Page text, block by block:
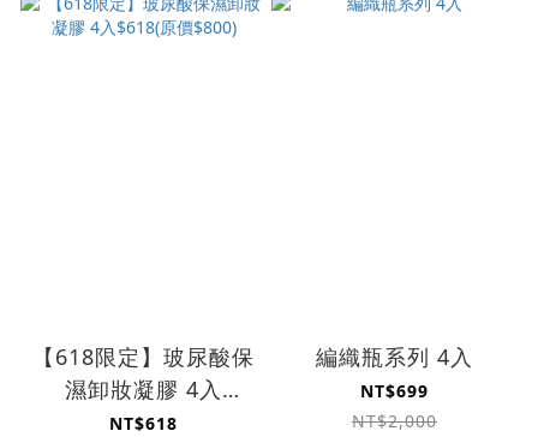
【618限定】玻尿酸保
濕卸妝凝膠 4入
$618(原價$800)
NT$618
編織瓶系列 4入
NT$699
NT$2,000